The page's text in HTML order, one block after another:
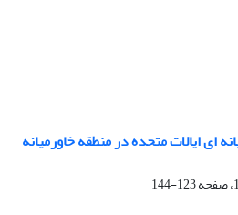
ای ایالات متحده در منطقه خاورمیانه
123-144